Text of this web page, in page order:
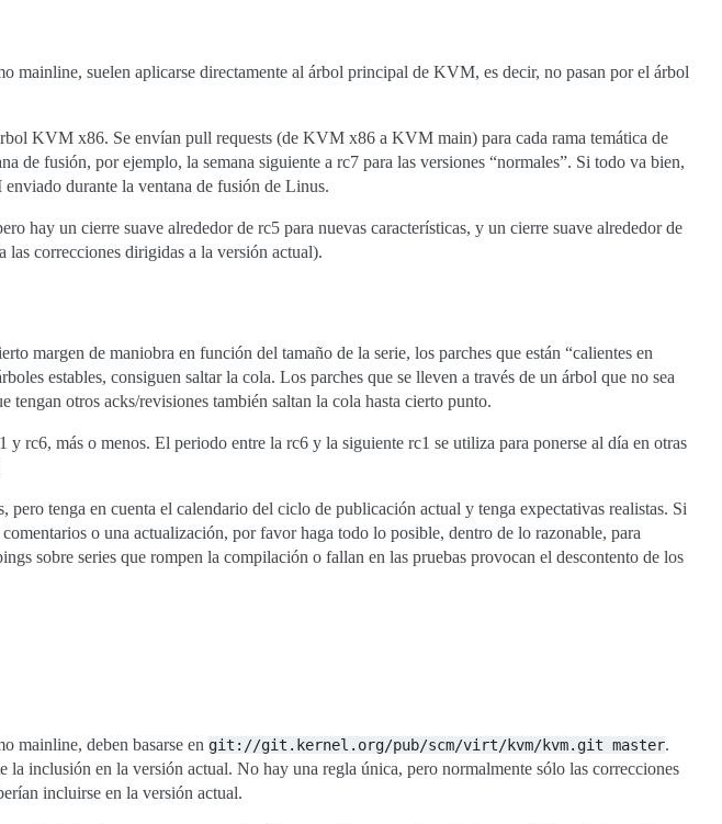
mainline, suelen aplicarse directamente al árbol principal de KVM, es decir, no pasan por el árbol
KVM x86. Se envían pull requests (de KVM x86 a KVM main) para cada rama temática de
de fusión, por ejemplo, la semana siguiente a rc7 para las versiones “normales”. Si todo va bien,
durante la ventana de fusión de Linus.
hay un cierre suave alrededor de rc5 para nuevas características, y un cierre suave alrededor de
las correcciones dirigidas a la versión actual).
margen de maniobra en función del tamaño de la serie, los parches que están “calientes en
estables, consiguen saltar la cola. Los parches que se lleven a través de un árbol que no sea
otros acks/revisiones también saltan la cola hasta cierto punto.
rc6, más o menos. El periodo entre la rc6 y la siguiente rc1 se utiliza para ponerse al día en otras
tenga en cuenta el calendario del ciclo de publicación actual y tenga expectativas realistas. Si
o una actualización, por favor haga todo lo posible, dentro de lo razonable, para
sobre series que rompen la compilación o fallan en las pruebas provocan el descontento de los
mainline, deben basarse en git://git.kernel.org/pub/scm/virt/kvm/kvm.git master.
la inclusión en la versión actual. No hay una regla única, pero normalmente sólo las correcciones
incluirse en la versión actual.